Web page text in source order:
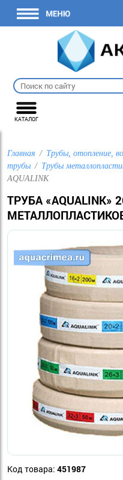
КАТАЛОГ
Главная Трубы, отопление,
трубы
Трубы
AQUALINK
ТРУБА «AQUALINK»
Код товара: 451987